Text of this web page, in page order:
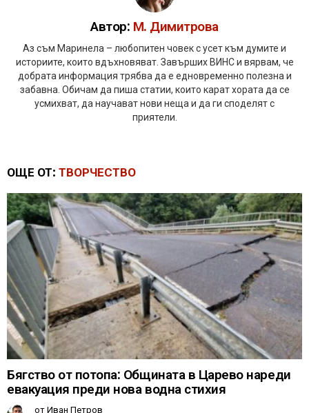
Автор: М. Димитрова
Аз съм Маринела – любопитен човек с усет към думите и
историите, които вдъхновяват. Завърших ВИНС и вярвам, че
добрата информация трябва да е едновременно полезна и
забавна. Обичам да пиша статии, които карат хората да се
усмихват, да научават нови неща и да ги споделят с
приятели.
ОЩЕ ОТ: ТВОРЧЕСТВО
Бягство от потопа: Общината в Царево нареди
евакуация преди нова водна стихия
отИван Петров